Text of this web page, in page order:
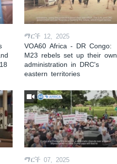
ማርች 12, 2025
VOA60 Africa - DR Congo:
M23 rebels set up their own
administration in DRC's
eastern territories
ማርች 07, 2025